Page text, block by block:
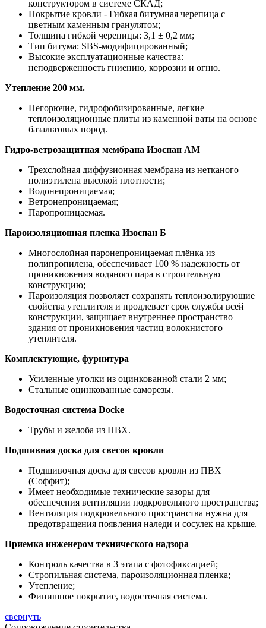
конструктором в системе СКАД;
Покрытие кровли - Гибкая битумная черепица с
цветным каменным гранулятом;
Толщина гибкой черепицы: 3,1 ± 0,2 мм;
Тип битума: SBS-модифицированный;
Высокие эксплуатационные качества:
неподверженность гниению, коррозии и огню.
Утепление 200 мм.
Негорючие, гидрофобизированные, легкие
теплоизоляционные плиты из каменной ваты на основе
базальтовых пород.
Гидро-ветрозащитная мембрана Изоспан АМ
Трехслойная диффузионная мембрана из нетканого
полиэтилена высокой плотности;
Водонепроницаемая;
Ветронепроницаемая;
Паропроницаемая.
Пароизоляционная пленка Изоспан Б
Многослойная паронепроницаемая плёнка из
полипропилена, обеспечивает 100 % надежность от
проникновения водяного пара в строительную
конструкцию;
Пароизоляция позволяет сохранять теплоизолирующие
свойства утеплителя и продлевает срок службы всей
конструкции, защищает внутреннее пространство
здания от проникновения частиц волокнистого
утеплителя.
Комплектующие, фурнитура
Усиленные уголки из оцинкованной стали 2 мм;
Стальные оцинкованные саморезы.
Водосточная система Docke
Трубы и желоба из ПВХ.
Подшивная доска для свесов кровли
Подшивочная доска для свесов кровли из ПВХ
(Соффит);
Имеет необходимые технические зазоры для
обеспечения вентиляции подкровельного пространства;
Вентиляция подкровельного пространства нужна для
предотвращения появления наледи и сосулек на крыше.
Приемка инженером технического надзора
Контроль качества в 3 этапа с фотофиксацией;
Стропильная система, пароизоляционная пленка;
Утепление;
Финишное покрытие, водосточная система.
свернуть